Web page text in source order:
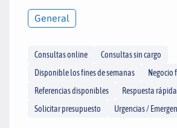
General
Consultas online
Consultas sin cargo
Disponible los fines de semanas
Referencias disponibles
Respuesta rápida
Solicitar presupuesto
Urgencias /